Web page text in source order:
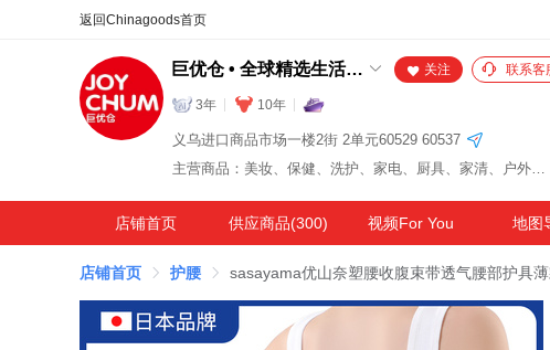
巨优仓 • 全球精选生活好物
3年 10年
关注 联系客
义乌进口商品市场一楼2街 2单元60529 60537
主营商品：美妆、保健、洗护、家电、厨具、家清、户外、保温杯壶、日本陶瓷、行李箱包
店铺首页 供应商品(300) 视频For You 地图
店铺首页 护腰 sasayama优山奈塑腰收腹束带透气腰部护具